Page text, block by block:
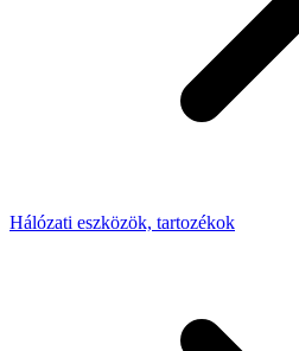
Hálózati eszközök, tartozékok